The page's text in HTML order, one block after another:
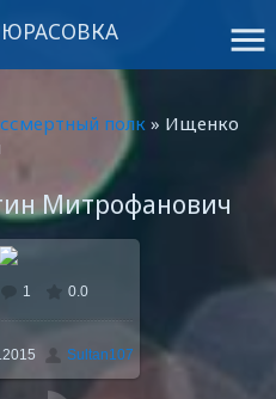
menu
полк » Ищенко
Митрофанович
размере
/ 134.9Kb
1 0.0
Sultan107